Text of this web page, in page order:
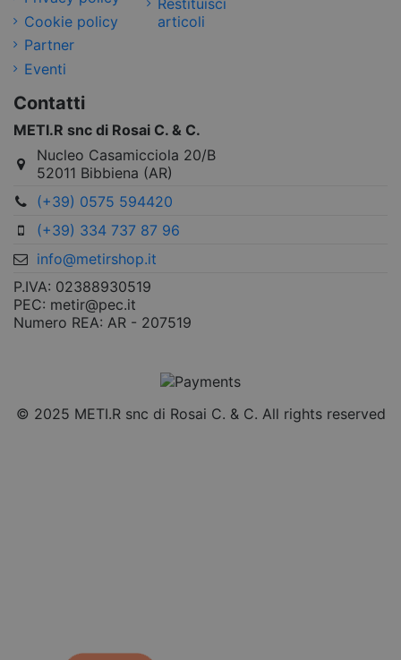
Cookie policy
Partner
Eventi
articoli
Contatti
METI.R snc di Rosai C. & C.
Nucleo Casamicciola 20/B
52011 Bibbiena (AR)
(+39) 0575 594420
(+39) 334 737 87 96
info@metirshop.it
P.IVA: 02388930519
PEC: metir@pec.it
Numero REA: AR - 207519
© 2025 METI.R snc di Rosai C. & C. All rights reserved